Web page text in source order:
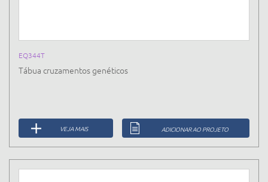
EQ344T
Tábua cruzamentos genéticos
VEJA MAIS ADICIONAR AO PROJETO